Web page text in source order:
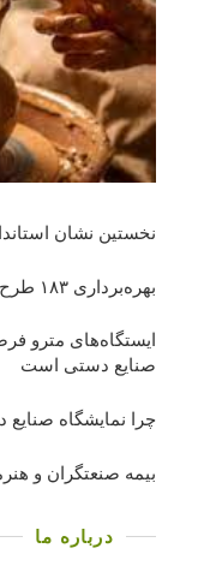
نخستین نشان
بهره‌برداری ١٨٣ طرح گردشگری و ایجاد ٢٢٨١ فرصت شغلی
ایستگاه‌های مترو
صنایع دستی است
چرا نمایشگاه صنایع
بیمه صنعتگران و
درباره ما